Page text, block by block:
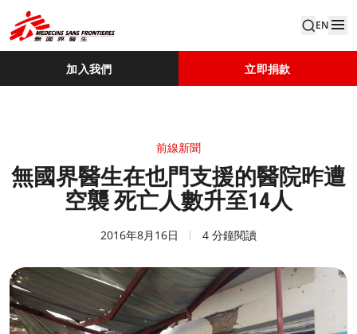
EN
加入我們 立即捐款
前線新聞
無國界醫生在也門支援的醫院昨遭
空襲 死亡人數升至14人
2016年8月16日 4 分鐘閱讀